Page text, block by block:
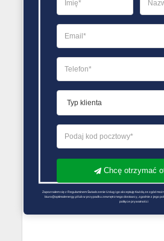
Chcę otrzymać
Zapoznałem się z Regulaminem Świadczenie Usług i go akceptuję Każdą ze zgód
biuro@optimalenergy.pl lub w przypadku zewnętrznego dostawcy, zgodnie z jego
polityce prywatności